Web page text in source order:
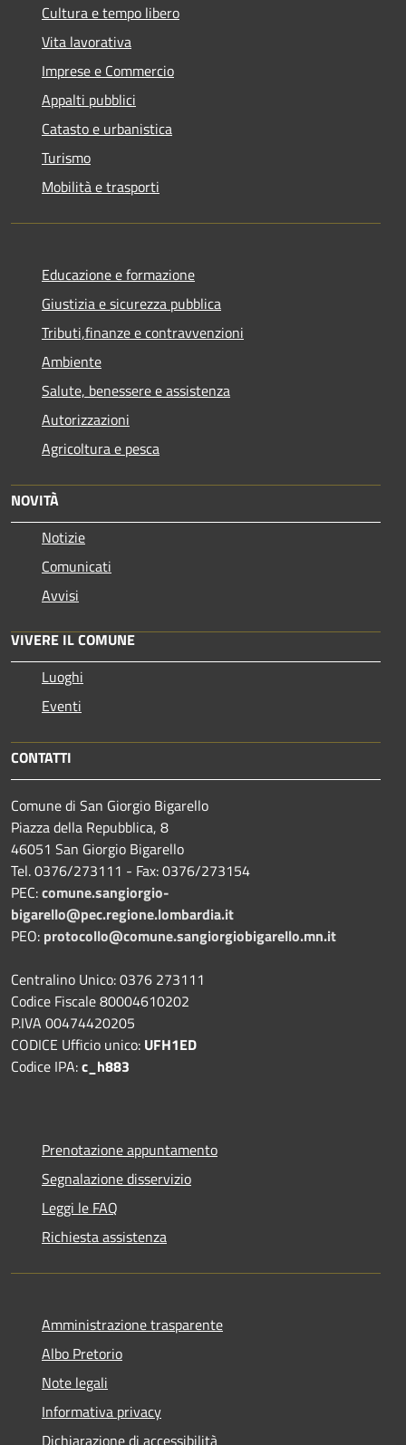
Cultura e tempo libero
Vita lavorativa
Imprese e Commercio
Appalti pubblici
Catasto e urbanistica
Turismo
Mobilità e trasporti
Educazione e formazione
Giustizia e sicurezza pubblica
Tributi,finanze e contravvenzioni
Ambiente
Salute, benessere e assistenza
Autorizzazioni
Agricoltura e pesca
NOVITÀ
Notizie
Comunicati
Avvisi
VIVERE IL COMUNE
Luoghi
Eventi
CONTATTI
Comune di San Giorgio Bigarello
Piazza della Repubblica, 8
46051 San Giorgio Bigarello
Tel. 0376/273111 - Fax: 0376/273154
PEC:comune.sangiorgio-
bigarello@pec.regione.lombardia.it
PEO: protocollo@comune.sangiorgiobigarello.mn.it
Centralino Unico: 0376 273111
Codice Fiscale 80004610202
P.IVA 00474420205
CODICE Ufficio unico: UFH1ED
Codice IPA:c_h883
Prenotazione appuntamento
Segnalazione disservizio
Leggi le FAQ
Richiesta assistenza
Amministrazione trasparente
Albo Pretorio
Note legali
Informativa privacy
Dichiarazione di accessibilità